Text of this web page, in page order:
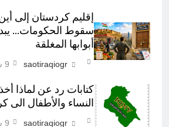
إقليم كردستان إلى
سقوط الحكومات…
أبوابها المغلقة
saotiraqiogr 9 ساعات ago
كتابات رد عن لماذا
النساء والأطفال الى
saotiraqiogr 9 ساعات ago